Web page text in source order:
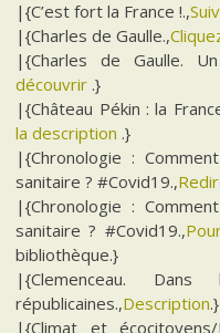
|{C’est fort la France !.,
|{Charles de Gaulle.,
|{Charles de Gaulle.
découvrir .}
|{Château Pékin : la
la description .}
|{Chronologie :
sanitaire ? #Covid19.,
|{Chronologie :
sanitaire ? #Covid19.,
bibliothèque.}
|{Clemenceau.
républicaines.,Description.}
|{Climat et écocitoyens/